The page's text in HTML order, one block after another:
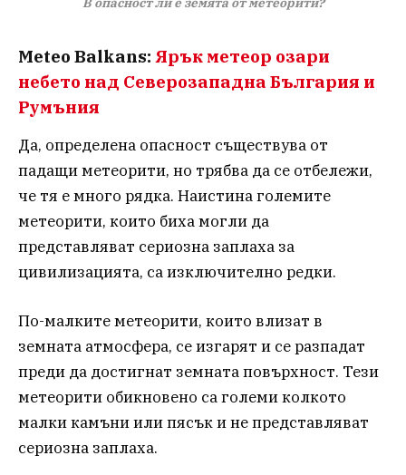
Meteo Balkans: Ярък метеор озари
небето над Северозападна България и
Румъния
Да, определена опасност съществува от
падащи метеорити, но трябва да се отбележи,
че тя е много рядка. Наистина големите
метеорити, които биха могли да
представляват сериозна заплаха за
цивилизацията, са изключително редки.
По-малките метеорити, които влизат в
земната атмосфера, се изгарят и се разпадат
преди да достигнат земната повърхност. Тези
метеорити обикновено са големи колкото
малки камъни или пясък и не представляват
сериозна заплаха.